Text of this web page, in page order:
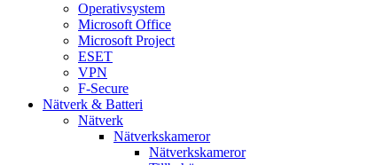
Operativsystem
Microsoft Office
Microsoft Project
ESET
VPN
F-Secure
Nätverk & Batteri
Nätverk
Nätverkskameror
Nätverkskameror